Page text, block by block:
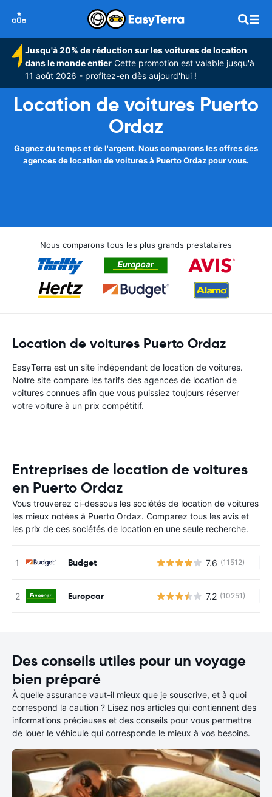
Jusqu'à 20% de réduction sur les voitures de location
dans le monde entier Cette promotion est valable jusqu'à
11 août 2026 - profitez-en dès aujourd'hui !
Location de voitures Puerto
Ordaz
Gagnez du temps et de l'argent. Nous comparons les offres des
agences de location de voitures à Puerto Ordaz pour vous.
Nous comparons tous les plus grands prestataires
Location de voitures Puerto Ordaz
EasyTerra est un site indépendant de location de voitures.
Notre site compare les tarifs des agences de location de
voitures connues afin que vous puissiez toujours réserver
votre voiture à un prix compétitif.
Entreprises de location de voitures
en Puerto Ordaz
Vous trouverez ci-dessous les sociétés de location de voitures
les mieux notées à Puerto Ordaz. Comparez tous les avis et
les prix de ces sociétés de location en une seule recherche.
Budget 7.6 (11512)
Europcar 7.2 (10251)
Des conseils utiles pour un voyage
bien préparé
À quelle assurance vaut-il mieux que je souscrive, et à quoi
correspond la caution ? Lisez nos articles qui contiennent des
informations précieuses et des conseils pour vous permettre
de louer le véhicule qui corresponde le mieux à vos besoins.